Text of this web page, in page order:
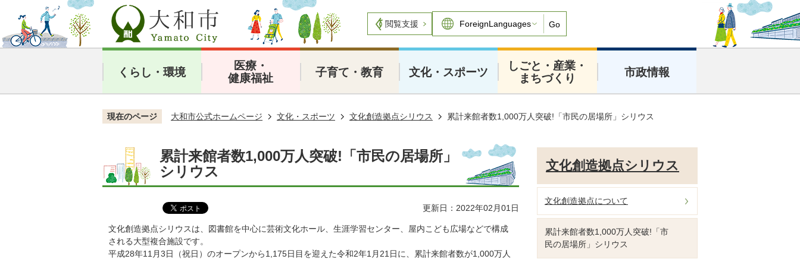
閲覧支援 Go
くらし・環境
医療・
健康福祉
子育て・教育 文化・スポーツ
しごと・産業・
まちづくり
市政情報
現在のページ 大和市公式ホームページ 文化・スポーツ 文化創造拠点シリウス 累計来館者数1,000万人突破!「市民の居場所」シリウス
累計来館者数1,000万人突破!「市民の居場所」
シリウス
更新日：2022年02月01日
文化創造拠点シリウスは、図書館を中心に芸術文化ホール、生涯学習センター、屋内こども広場などで構成
される大型複合施設です。
平成28年11月3日（祝日）のオープンから1,175日目を迎えた令和2年1月21日に、累計来館者数が1,000万人
文化創造拠点シリウス
文化創造拠点について
累計来館者数1,000万人突破!「市
民の居場所」シリウス